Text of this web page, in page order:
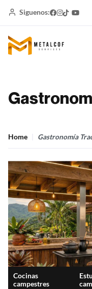
Siguenos:
Home Gastronomía
Cocinas
campestres